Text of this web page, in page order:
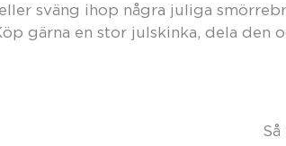
sväng ihop några juliga
gärna en stor julskinka, dela den